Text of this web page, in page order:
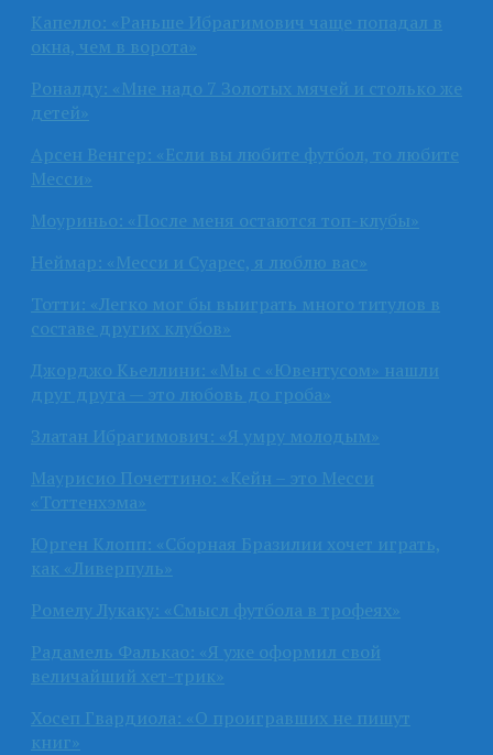
Капелло: «Раньше Ибрагимович чаще попадал в
окна, чем в ворота»
Роналду: «Мне надо 7 Золотых мячей и столько же
детей»
Арсен Венгер: «Если вы любите футбол, то любите
Месси»
Моуриньо: «После меня остаются топ-клубы»
Неймар: «Месси и Суарес, я люблю вас»
Тотти: «Легко мог бы выиграть много титулов в
составе других клубов»
Джорджо Кьеллини: «Мы с «Ювентусом» нашли
друг друга — это любовь до гроба»
Златан Ибрагимович: «Я умру молодым»
Маурисио Почеттино: «Кейн – это Месси
«Тоттенхэма»
Юрген Клопп: «Сборная Бразилии хочет играть,
как «Ливерпуль»
Ромелу Лукаку: «Смысл футбола в трофеях»
Радамель Фалькао: «Я уже оформил свой
величайший хет-трик»
Хосеп Гвардиола: «О проигравших не пишут
книг»